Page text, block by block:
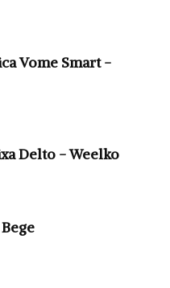
Vome Smart -
Delto - Weelko